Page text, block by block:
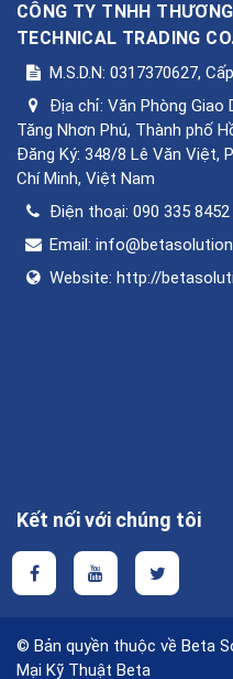
CÔNG TY TNHH
TECHNICAL TRADING
M.S.D.N: 0317370627,
Địa chỉ: Văn Phòng Giao
Tăng Nhơn Phú, Thành phố
Đăng Ký: 348/8 Lê Văn Việt,
Chí Minh, Việt Nam
Điện thoại: 090 335 8452
Email:
Website: http://
Kết nối với chúng tôi
© Bản quyền thuộc về Beta
Mại Kỹ Thuật Beta